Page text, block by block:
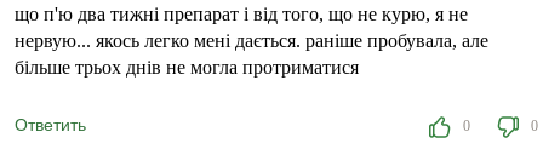
що п'ю два тижні препарат і від того, що не курю, я не
нервую... якось легко мені дається. раніше пробувала, але
більше трьох днів не могла протриматися
Ответить 0 0